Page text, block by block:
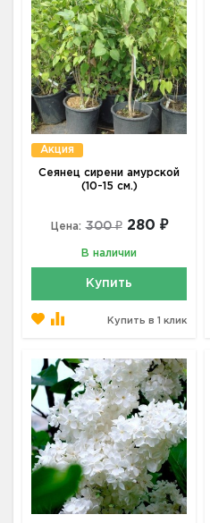
Акция
Сеянец сирени амурской
(10-15 см.)
Цена: 300 ₽ 280 ₽
В наличии
Купить
Купить в 1 клик